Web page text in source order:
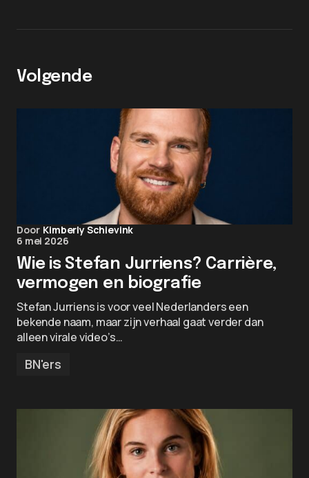
Volgende
Door Kimberly Schievink
6 mei 2026
Wie is Stefan Jurriens? Carrière,
vermogen en biografie
Stefan Jurriens is voor veel Nederlanders een
bekende naam, maar zijn verhaal gaat verder dan
alleen virale video’s…
BN'ers